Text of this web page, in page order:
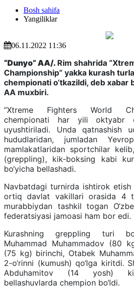
Bosh sahifa
Yangiliklar
06.11.2022 11:36
“Dunyo” AA/. Rim shahrida
Championship” yakka kurash
chempionati o‘tkazildi, deb xabar
AA muxbiri.
“Xtreme Fighters World
chempionati har yili oktyabr
uyushtiriladi. Unda qatnashish
hududlaridan, jumladan
mamlakatlaridan sportchilar
(greppling), kik-boksing kabi
bo‘yicha bellashadi.
Navbatdagi turnirda ishtirok
ortiq davlat vakillari orasida 4
murabbiydan tashkil togan
federatsiyasi jamoasi ham bor edi.
Kurashning greppling turi
Muhammad Muhammadov (80
(75 kg) birinchi, Otabek
2-o‘rinni (kumush) qo‘lga kiritdi.
Abduhamitov (14 yosh)
bellashuvlarda chempion bo‘ldi.